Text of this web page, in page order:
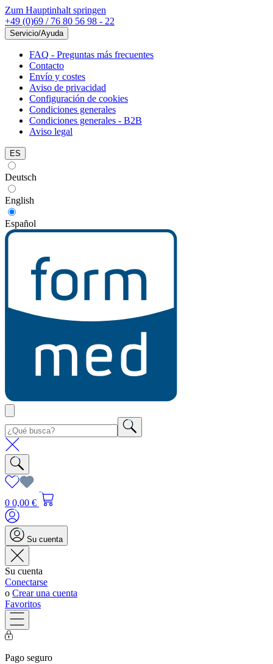
Zum Hauptinhalt springen
+49 (0)69 / 76 80 56 98 - 22
Servicio/Ayuda
FAQ - Preguntas más frecuentes
Contacto
Envío y costes
Aviso de privacidad
Configuración de cookies
Condiciones generales
Condiciones generales - B2B
Aviso legal
ES
Deutsch
English
Español
0 0,00 €
Su cuenta
Su cuenta
Conectarse
o Crear una cuenta
Favoritos
Pago seguro